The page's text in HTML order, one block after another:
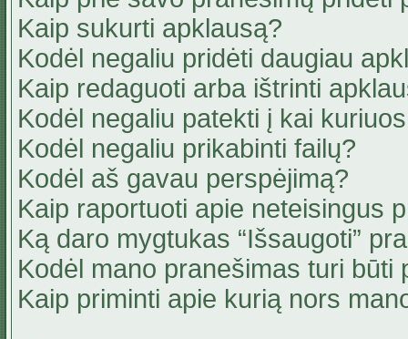
Kaip sukurti apklausą?
Kodėl negaliu pridėti daugiau
Kaip redaguoti arba ištrinti
Kodėl negaliu patekti į kai
Kodėl negaliu prikabinti failų?
Kodėl aš gavau perspėjimą?
Kaip raportuoti apie neteisingus
Ką daro mygtukas “Išsaugoti”
Kodėl mano pranešimas turi būti
Kaip priminti apie kurią nors